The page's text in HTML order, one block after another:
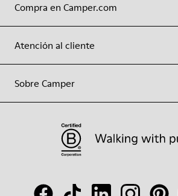
Compra en Camper.com
Atención al cliente
Sobre Camper